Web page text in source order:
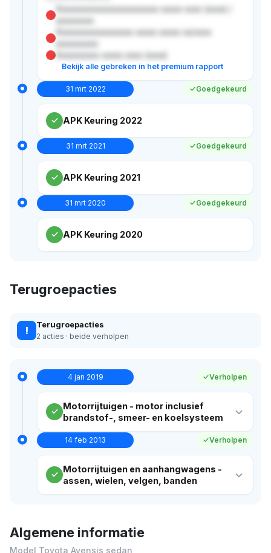
Xxxxxxxxxxxxxxxxxxxxxxxx xxxxx xxxx (xxxx) /
Xxxxxxxxxxxxxxxxxx xxxxx xxxxx xx/xxxx
Xxxxxxxxxx xxxxx xxxx (xxxx)
Bekijk alle gebreken in het premium rapport
31 mrt 2022 Goedgekeurd
APK Keuring 2022
31 mrt 2021 Goedgekeurd
APK Keuring 2021
31 mrt 2020 Goedgekeurd
APK Keuring 2020
Terugroepacties
! Terugroepacties
2 acties · beide verholpen
4 jan 2019 Verholpen
Motorrijtuigen - motor inclusief
brandstof-, smeer- en koelsysteem
14 feb 2013 Verholpen
Motorrijtuigen en aanhangwagens -
assen, wielen, velgen, banden
Algemene informatie
Model Toyota Avensis sedan